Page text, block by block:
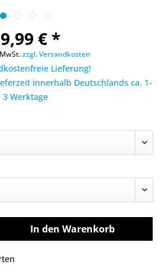
€ *
zzgl. Versandkosten
Lieferung!
innerhalb Deutschlands ca. 1-
3 Werktage
In den Warenkorb